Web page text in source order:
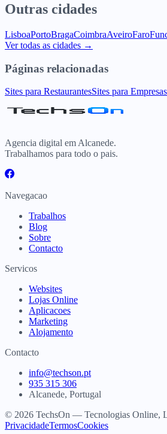
Outras cidades
LisboaPortoBragaCoimbraAveiroFaro
Ver todas as cidades →
Páginas relacionadas
Sites para RestaurantesSites para Empresas
Agencia digital em Alcanede.
Trabalhamos para todo o pais.
Navegacao
Trabalhos
Blog
Sobre
Contacto
Servicos
Websites
Lojas Online
Aplicacoes
Marketing
Alojamento
Contacto
info@techson.pt
935 315 306
Alcanede, Portugal
© 2026 TechsOn — Tecnologias Online,
PrivacidadeTermosCookies